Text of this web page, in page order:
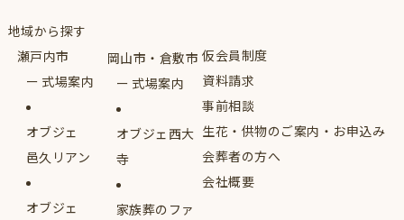
地域から探す
瀬戸内市
式場案内
オブジェ
邑久リアン
オブジェ
岡山市・倉敷市
式場案内
オブジェ西大
寺
家族葬のファ
仮会員制度
資料請求
事前相談
生花・供物のご案内・お申込み
会葬者の方へ
会社概要